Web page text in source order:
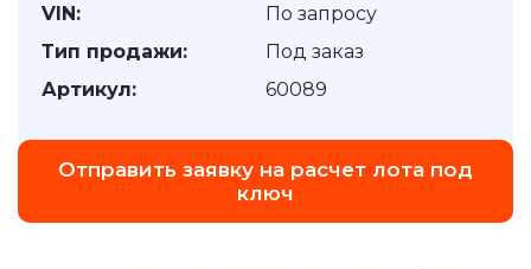
VIN:
По запросу
Тип продажи:
Под заказ
Артикул:
60089
Отправить заявку на расчет лота под
ключ